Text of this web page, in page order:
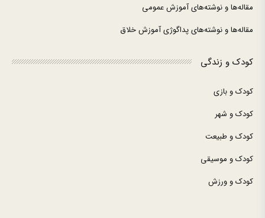
مقاله‌ها و نوشته‌های آموزش عمومی
مقاله‌ها و نوشته‌های پداگوژی آموزش خلاق
کودک و زندگی
کودک و بازی
کودک و شهر
کودک و طبیعت
کودک و موسیقی
کودک و ورزش